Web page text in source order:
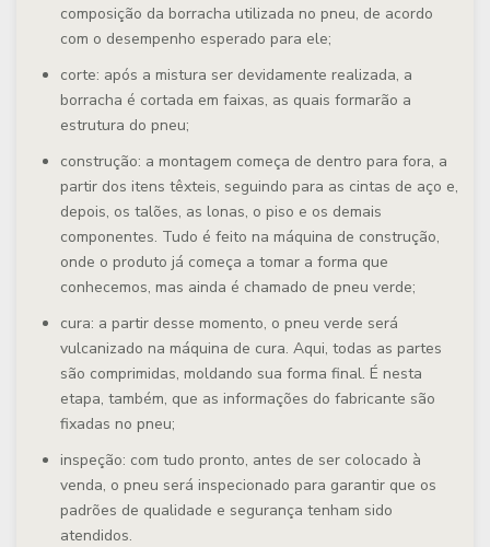
composição da borracha utilizada no pneu, de acordo
com o desempenho esperado para ele;
corte: após a mistura ser devidamente realizada, a
borracha é cortada em faixas, as quais formarão a
estrutura do pneu;
construção: a montagem começa de dentro para fora, a
partir dos itens têxteis, seguindo para as cintas de aço e,
depois, os talões, as lonas, o piso e os demais
componentes. Tudo é feito na máquina de construção,
onde o produto já começa a tomar a forma que
conhecemos, mas ainda é chamado de pneu verde;
cura: a partir desse momento, o pneu verde será
vulcanizado na máquina de cura. Aqui, todas as partes
são comprimidas, moldando sua forma final. É nesta
etapa, também, que as informações do fabricante são
fixadas no pneu;
inspeção: com tudo pronto, antes de ser colocado à
venda, o pneu será inspecionado para garantir que os
padrões de qualidade e segurança tenham sido
atendidos.